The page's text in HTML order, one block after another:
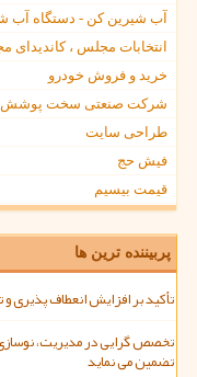
آب شیرین کن - دستگاه آب
انتخابات مجلس ، کاندیدای
خرید و فروش خودرو
شرکت صنعتی سخت پوشش
طراحی سایت
فیش حج
قیمت بیسیم
پربیننده ترین ها
تأکید بر افزایش انعطاف پذیری
تخصص گرایی در مدیریت،
تضمین می نماید